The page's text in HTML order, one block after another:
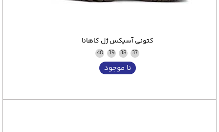
کنید، پس همچنان با ما همراه باشید.
کتونی آسیکس ژل کاهانا
37
38
39
40
نا موجود